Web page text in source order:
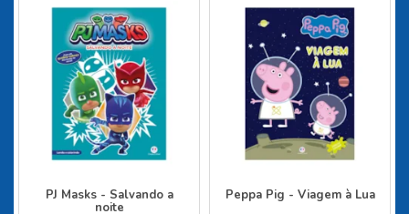
PJ Masks - Salvando a
noite
Peppa Pig - Viagem à Lua